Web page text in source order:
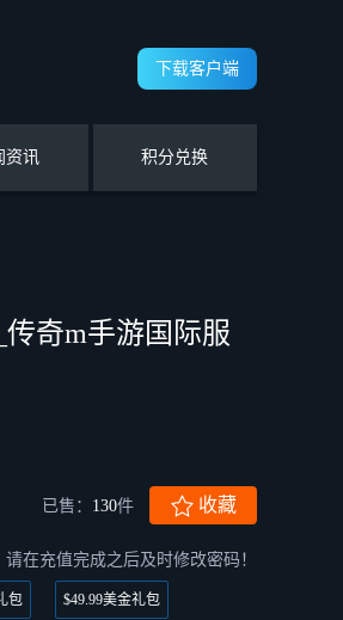
下载客户端
资讯 积分兑换
奇m手游国际服
已售： 130件 收藏
在充值完成之后及时修改密码！
包 $49.99美金礼包